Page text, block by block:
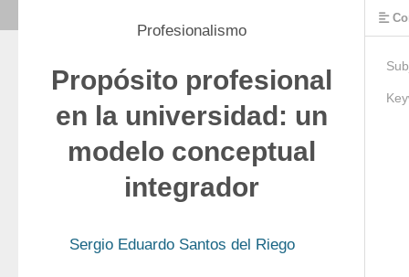
Profesionalismo
Propósito profesional
en la universidad: un
modelo conceptual
integrador
Sergio Eduardo Santos del Riego